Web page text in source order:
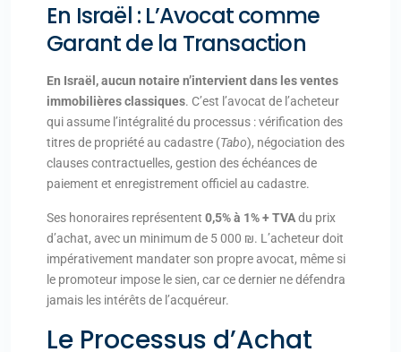
En Israël : L’Avocat comme
Garant de la Transaction
En Israël, aucun notaire n’intervient dans les ventes
immobilières classiques. C’est l’avocat de l’acheteur
qui assume l’intégralité du processus : vérification des
titres de propriété au cadastre (Tabo), négociation des
clauses contractuelles, gestion des échéances de
paiement et enregistrement officiel au cadastre.
Ses honoraires représentent 0,5% à 1% + TVAdu prix
d’achat, avec un minimum de 5 000 ₪. L’acheteur doit
impérativement mandater son propre avocat, même si
le promoteur impose le sien, car ce dernier ne défendra
jamais les intérêts de l’acquéreur.
Le Processus d’Achat